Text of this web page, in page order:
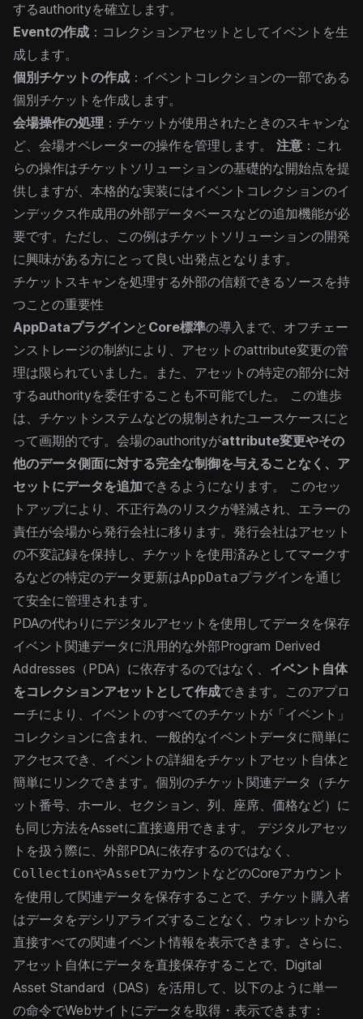
するauthorityを確立します。
Eventの作成 ：コレクションアセットとしてイベントを生
成します。
個別チケットの作成 ：イベントコレクションの一部である
個別チケットを作成します。
会場操作の処理 ：チケットが使用されたときのスキャンな
ど、会場オペレーターの操作を管理します。
注意 ：これ
らの操作はチケットソリューションの基礎的な開始点を提
供しますが、本格的な実装にはイベントコレクションのイ
ンデックス作成用の外部データベースなどの追加機能が必
要です。ただし、この例はチケットソリューションの開発
に興味がある方にとって良い出発点となります。
チケットスキャンを処理する外部の信頼できるソースを持
つことの重要性
AppDataプラグイン と Core標準の導入まで、オフチェー
ンストレージの制約により、アセットのattribute変更の管
理は限られていました。また、アセットの特定の部分に対
するauthorityを委任することも不可能でした。
この進歩
は、チケットシステムなどの規制されたユースケースにと
って画期的です。会場のauthorityがattribute変更やその
他のデータ側面に対する完全な制御を与えることなく、ア
セットにデータを追加できるようになります。
このセッ
トアップにより、不正行為のリスクが軽減され、エラーの
責任が会場から発行会社に移ります。発行会社はアセット
の不変記録を保持し、チケットを使用済みとしてマークす
るなどの特定のデータ更新はAppDataプラグインを通じ
て安全に管理されます。
PDAの代わりにデジタルアセットを使用してデータを保存
イベント関連データに汎用的な外部Program Derived
Addresses（PDA）に依存するのではなく、 イベント自体
をコレクションアセットとして作成できます。このアプロ
ーチにより、イベントのすべてのチケットが「イベント」
コレクションに含まれ、一般的なイベントデータに簡単に
アクセスでき、イベントの詳細をチケットアセット自体と
簡単にリンクできます。個別のチケット関連データ（チケ
ット番号、ホール、セクション、列、座席、価格など）に
も同じ方法をAssetに直接適用できます。
デジタルアセッ
トを扱う際に、外部PDAに依存するのではなく、
CollectionやAssetアカウントなどのCoreアカウント
を使用して関連データを保存することで、チケット購入者
はデータをデシリアライズすることなく、ウォレットから
直接すべての関連イベント情報を表示できます。さらに、
アセット自体にデータを直接保存することで、Digital
Asset Standard（DAS）を活用して、以下のように単一
の命令でWebサイトにデータを取得・表示できます：